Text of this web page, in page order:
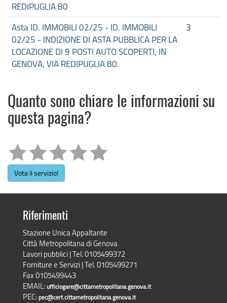
REDIPUGLIA 80
Asta ID. IMMOBILI 02/25 - ID. IMMOBILI
02/25 - INDIZIONE DI ASTA PUBBLICA PER LA
LOCAZIONE DI 9 POSTI AUTO SCOPERTI, IN
GENOVA, VIA REDIPUGLIA 80.
3
Quanto sono chiare le informazioni su
questa pagina?
Vota il servizio!
Riferimenti
Stazione Unica Appaltante
Città Metropolitana di Genova
Lavori pubblici | Tel. 0105499372
Forniture e Servizi | Tel. 0105499271
Fax 0105499443
EMAIL:ufficiogare@cittametropolitana.genova.it
PEC:pec@cert.cittametropolitana.genova.it